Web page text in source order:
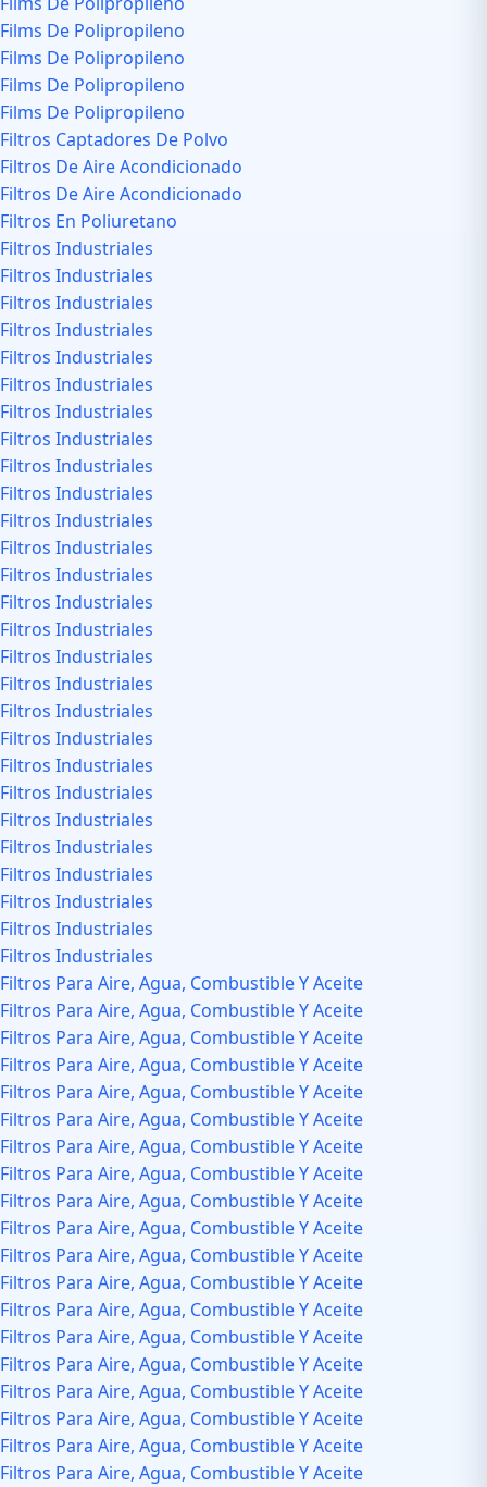
Films De Polipropileno
Films De Polipropileno
Films De Polipropileno
Films De Polipropileno
Filtros Captadores De Polvo
Filtros De Aire Acondicionado
Filtros De Aire Acondicionado
Filtros En Poliuretano
Filtros Industriales
Filtros Industriales
Filtros Industriales
Filtros Industriales
Filtros Industriales
Filtros Industriales
Filtros Industriales
Filtros Industriales
Filtros Industriales
Filtros Industriales
Filtros Industriales
Filtros Industriales
Filtros Industriales
Filtros Industriales
Filtros Industriales
Filtros Industriales
Filtros Industriales
Filtros Industriales
Filtros Industriales
Filtros Industriales
Filtros Industriales
Filtros Industriales
Filtros Industriales
Filtros Industriales
Filtros Industriales
Filtros Industriales
Filtros Industriales
Filtros Para Aire, Agua, Combustible Y Aceite
Filtros Para Aire, Agua, Combustible Y Aceite
Filtros Para Aire, Agua, Combustible Y Aceite
Filtros Para Aire, Agua, Combustible Y Aceite
Filtros Para Aire, Agua, Combustible Y Aceite
Filtros Para Aire, Agua, Combustible Y Aceite
Filtros Para Aire, Agua, Combustible Y Aceite
Filtros Para Aire, Agua, Combustible Y Aceite
Filtros Para Aire, Agua, Combustible Y Aceite
Filtros Para Aire, Agua, Combustible Y Aceite
Filtros Para Aire, Agua, Combustible Y Aceite
Filtros Para Aire, Agua, Combustible Y Aceite
Filtros Para Aire, Agua, Combustible Y Aceite
Filtros Para Aire, Agua, Combustible Y Aceite
Filtros Para Aire, Agua, Combustible Y Aceite
Filtros Para Aire, Agua, Combustible Y Aceite
Filtros Para Aire, Agua, Combustible Y Aceite
Filtros Para Aire, Agua, Combustible Y Aceite
Filtros Para Aire, Agua, Combustible Y Aceite